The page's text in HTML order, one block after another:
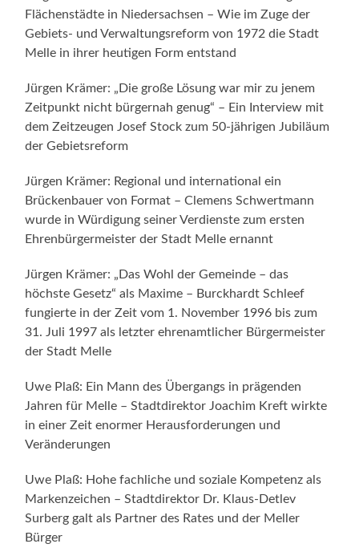
Flächenstädte in Niedersachsen – Wie im Zuge der
Gebiets- und Verwaltungsreform von 1972 die Stadt
Melle in ihrer heutigen Form entstand
Jürgen Krämer: „Die große Lösung war mir zu jenem
Zeitpunkt nicht bürgernah genug“ – Ein Interview mit
dem Zeitzeugen Josef Stock zum 50-jährigen Jubiläum
der Gebietsreform
Jürgen Krämer: Regional und international ein
Brückenbauer von Format – Clemens Schwertmann
wurde in Würdigung seiner Verdienste zum ersten
Ehrenbürgermeister der Stadt Melle ernannt
Jürgen Krämer: „Das Wohl der Gemeinde – das
höchste Gesetz“ als Maxime – Burckhardt Schleef
fungierte in der Zeit vom 1. November 1996 bis zum
31. Juli 1997 als letzter ehrenamtlicher Bürgermeister
der Stadt Melle
Uwe Plaß: Ein Mann des Übergangs in prägenden
Jahren für Melle – Stadtdirektor Joachim Kreft wirkte
in einer Zeit enormer Herausforderungen und
Veränderungen
Uwe Plaß: Hohe fachliche und soziale Kompetenz als
Markenzeichen – Stadtdirektor Dr. Klaus-Detlev
Surberg galt als Partner des Rates und der Meller
Bürger